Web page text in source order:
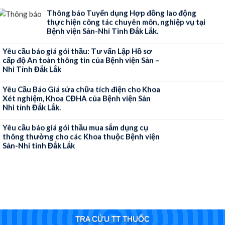
Bệnh viện Sản-Nhi Tỉnh Đắk Lắk.
Yêu cầu báo giá gói thầu: Tư vấn Lập Hồ sơ
Nhi Tỉnh Đắk Lắk
Yêu Cầu Báo Giá sửa chữa tích điện cho Khoa
Nhi tỉnh Đắk Lắk.
Yêu cầu báo giá gói thầu mua sắm dụng cụ
thông thường cho các Khoa thuộc Bệnh viện
Sản-Nhi tỉnh Đắk Lắk
TRA CỨU TT THUỐC